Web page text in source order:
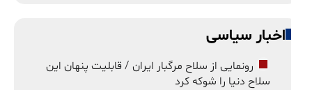
اخبار سیاسی
رونمایی از سلاح مرگبار ایران / قابلیت پنهان این
سلاح دنیا را شوکه کرد